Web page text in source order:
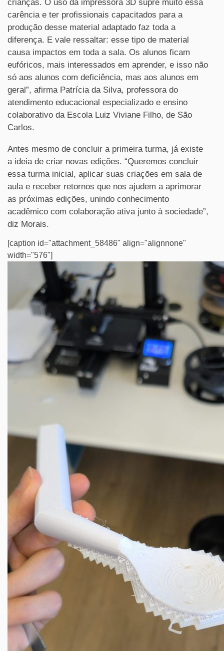
crianças. O uso da impressora 3D supre muito essa
carência e ter profissionais capacitados para a
produção desse material adaptado faz toda a
diferença. E vale ressaltar: esse tipo de material
causa impactos em toda a sala. Os alunos ficam
eufóricos, mais interessados em aprender, e isso não
só aos alunos com deficiência, mas aos alunos em
geral”, afirma Patrícia da Silva, professora do
atendimento educacional especializado e ensino
colaborativo da Escola Luiz Viviane Filho, de São
Carlos.
Antes mesmo de concluir a primeira turma, já existe
a ideia de criar novas edições. “Queremos concluir
essa turma inicial, aplicar suas criações em sala de
aula e receber retornos que nos ajudem a aprimorar
as próximas edições, unindo conhecimento
acadêmico com colaboração ativa junto à sociedade”,
diz Morais.
[caption id="attachment_58486" align="alignnone"
width="576"]